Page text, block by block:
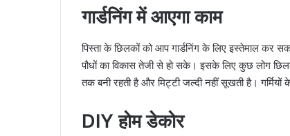
गार्डनिंग में आएगा काम
पिस्ता के छिलकों को आप गार्डनिंग के लिए इस्तेमाल कर
पौधों का विकास तेजी से हो सके। इसके लिए कुछ लोग
तक बनी रहती है और मिट्टी जल्दी नहीं सूखती है।
DIY होम डेकोर